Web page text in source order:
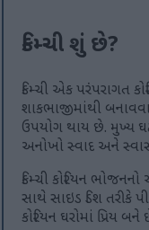
કિમ્ચી શું છે?
કિમ્ચી એક પરંપરાગત
શાકભાજીમાંથી
ઉપયોગ થાય છે. મુખ્ય
અનોખો સ્વાદ અને
કિમ્ચી કોરિયન
સાથે સાઇડ ડિશ
કોરિયન ઘરોમાં પ્રિય બને